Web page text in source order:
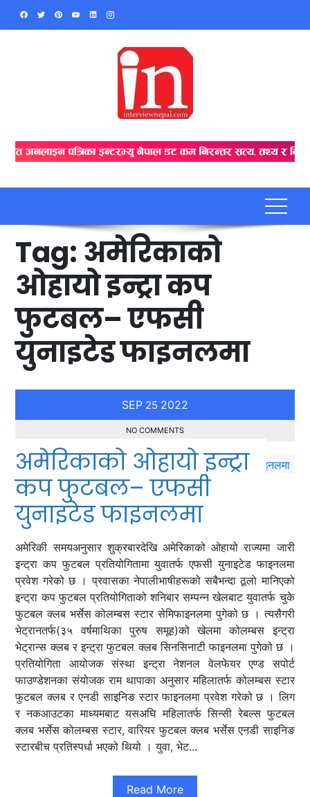
Skip
Tag: अमेरिकाको
ओहायो इन्ट्रा कप
फुटबल– एफसी
युनाइटेड फाइनलमा
SEP 25 2022
NO COMMENTS
अमेरिकाको ओहायो इन्ट्रा
कप फुटबल– एफसी
युनाइटेड फाइनलमा
अमेरिकी समयअनुसार शुक्रबारदेखि अमेरिकाको ओहायो राज्यमा जारी
इन्ट्रा कप फुटबल प्रतियोगितामा युवातर्फ एफसी युनाइटेड फाइनलमा
प्रवेश गरेको छ । प्रवासका नेपालीभाषीहरूको सबैभन्दा ठूलो मानिएको
इन्ट्रा कप फुटबल प्रतियोगिताको शनिबार सम्पन्न खेलबाट युवातर्फ चुके
फुटबल क्लब भर्सेस कोलम्बस स्टार सेमिफाइनलमा पुगेको छ । त्यसैगरी
भेट्रानतर्फ(३५ वर्षमाथिका पुरुष समूह)को खेलमा कोलम्बस इन्ट्रा
भेट्रान्स क्लब र इन्ट्रा फुटबल क्लब सिनसिनाटी फाइनलमा पुगेको छ ।
प्रतियोगिता आयोजक संस्था इन्ट्रा नेशनल वेलफेयर एण्ड सपोर्ट
फाउण्डेशनका संयोजक राम थापाका अनुसार महिलातर्फ कोलम्बस स्टार
फुटबल क्लब र एनडी साइनिङ स्टार फाइनलमा प्रवेश गरेको छ । लिग
र नकआउटका माध्यमबाट यसअघि महिलातर्फ सिन्सी रेबल्स फुटबल
क्लब भर्सेस कोलम्बस स्टार, वारियर फुटबल क्लब भर्सेस एनडी साइनिङ
स्टारबीच प्रतिस्पर्धा भएको थियो । युवा, भेट...
Read More